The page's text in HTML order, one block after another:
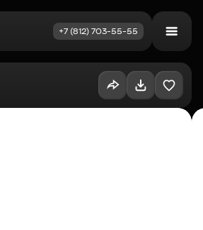
+7 (812) 703-55-55